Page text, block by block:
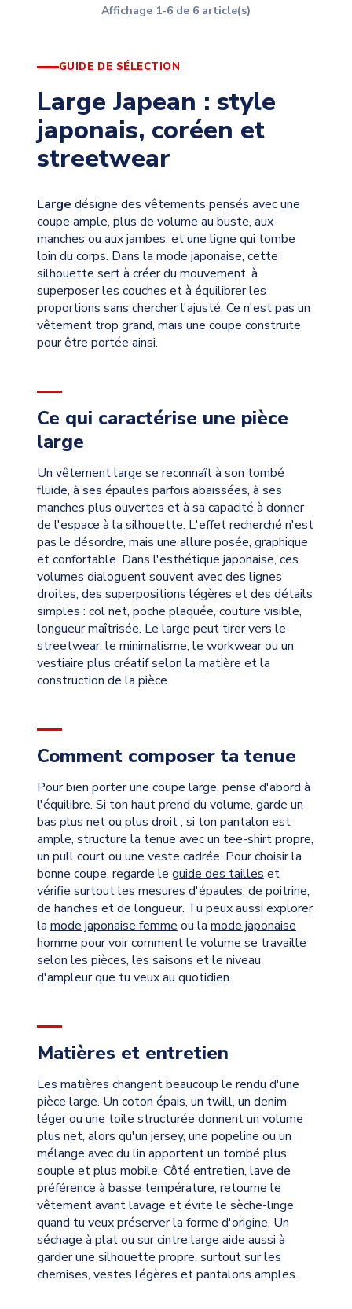
Affichage 1-6 de 6 article(s)
GUIDE DE SÉLECTION
Large Japean : style
japonais, coréen et
streetwear
Large désigne des vêtements pensés avec une
coupe ample, plus de volume au buste, aux
manches ou aux jambes, et une ligne qui tombe
loin du corps. Dans la mode japonaise, cette
silhouette sert à créer du mouvement, à
superposer les couches et à équilibrer les
proportions sans chercher l'ajusté. Ce n'est pas un
vêtement trop grand, mais une coupe construite
pour être portée ainsi.
Ce qui caractérise une pièce
large
Un vêtement large se reconnaît à son tombé
fluide, à ses épaules parfois abaissées, à ses
manches plus ouvertes et à sa capacité à donner
de l'espace à la silhouette. L'effet recherché n'est
pas le désordre, mais une allure posée, graphique
et confortable. Dans l'esthétique japonaise, ces
volumes dialoguent souvent avec des lignes
droites, des superpositions légères et des détails
simples : col net, poche plaquée, couture visible,
longueur maîtrisée. Le large peut tirer vers le
streetwear, le minimalisme, le workwear ou un
vestiaire plus créatif selon la matière et la
construction de la pièce.
Comment composer ta tenue
Pour bien porter une coupe large, pense d'abord à
l'équilibre. Si ton haut prend du volume, garde un
bas plus net ou plus droit ; si ton pantalon est
ample, structure la tenue avec un tee-shirt propre,
un pull court ou une veste cadrée. Pour choisir la
bonne coupe, regarde le guide des tailles et
vérifie surtout les mesures d'épaules, de poitrine,
de hanches et de longueur. Tu peux aussi explorer
la mode japonaise femme ou la mode japonaise
homme pour voir comment le volume se travaille
selon les pièces, les saisons et le niveau
d'ampleur que tu veux au quotidien.
Matières et entretien
Les matières changent beaucoup le rendu d'une
pièce large. Un coton épais, un twill, un denim
léger ou une toile structurée donnent un volume
plus net, alors qu'un jersey, une popeline ou un
mélange avec du lin apportent un tombé plus
souple et plus mobile. Côté entretien, lave de
préférence à basse température, retourne le
vêtement avant lavage et évite le sèche-linge
quand tu veux préserver la forme d'origine. Un
séchage à plat ou sur cintre large aide aussi à
garder une silhouette propre, surtout sur les
chemises, vestes légères et pantalons amples.